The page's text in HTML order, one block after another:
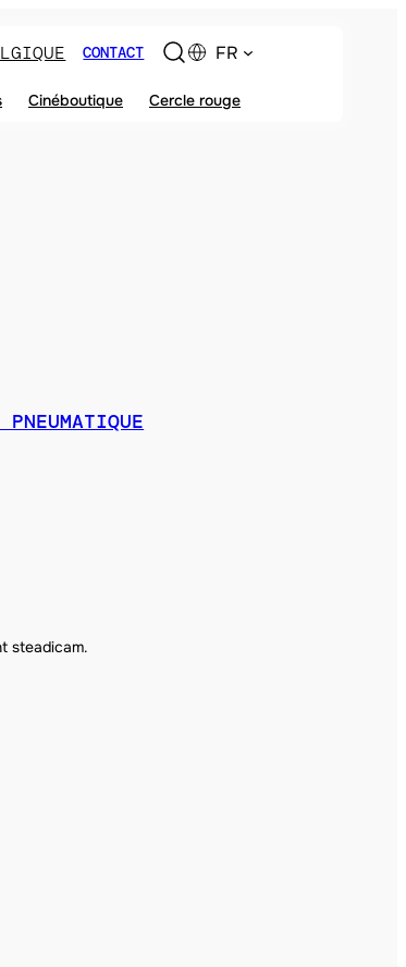
CONTACT FR
Cinéboutique Cercle rouge
steadicam.